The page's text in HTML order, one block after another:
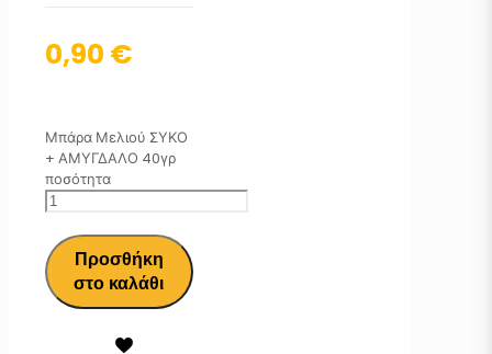
0,90 €
Μπάρα Μελιού ΣΥΚΟ
+ ΑΜΥΓΔΑΛΟ 40γρ
ποσότητα
Προσθήκη
στο καλάθι